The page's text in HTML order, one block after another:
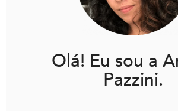
Olá! Eu sou a
Pazzini.